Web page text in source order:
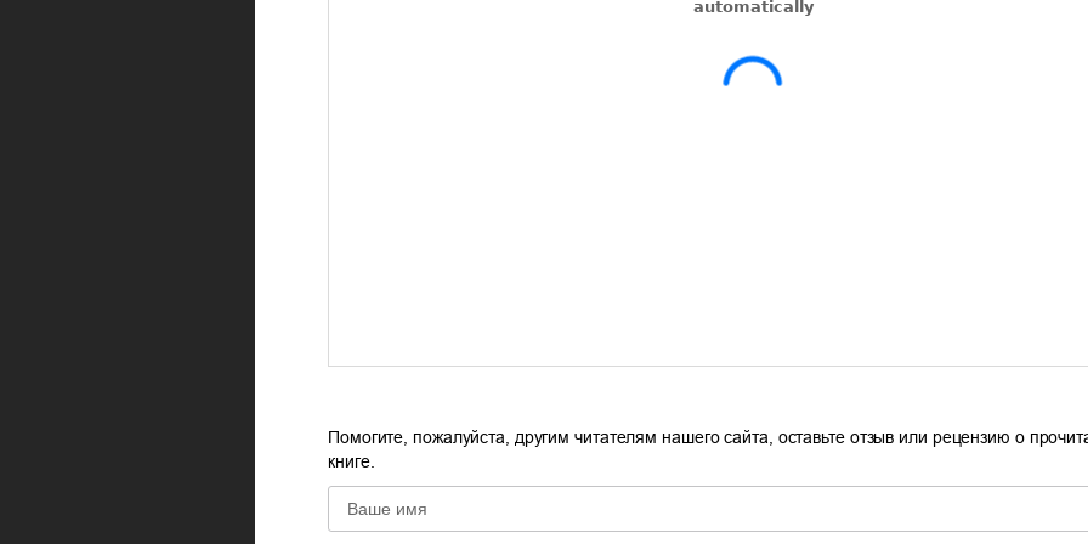
Помогите, пожалуйста, другим читателям нашего сайта, оставьте отзыв или рецензию о
книге.